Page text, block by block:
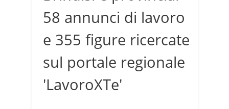
58 annunci di lavoro
e 355 figure ricercate
sul portale regionale
'LavoroXTe'